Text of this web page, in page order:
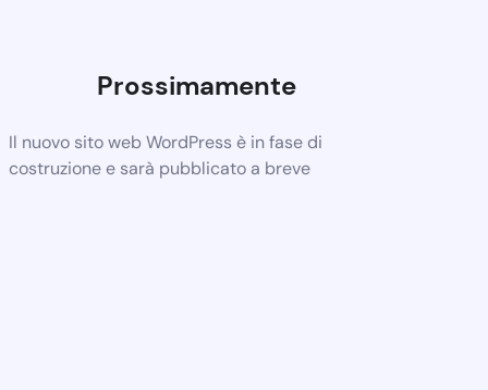
Prossimamente
Il nuovo sito web WordPress è in fase di
costruzione e sarà pubblicato a breve